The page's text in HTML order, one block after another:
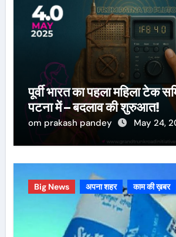
पूर्वी भारत का पहला महिला टेक
पटना में – बदलाव की शुरुआत!
om prakash pandey May 24,
Big News अपना शहर काम की ख़बर